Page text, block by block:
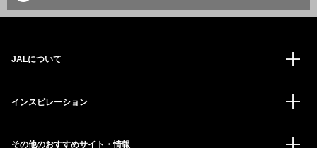
JALについて
インスピレーション
その他のおすすめサイト・情報